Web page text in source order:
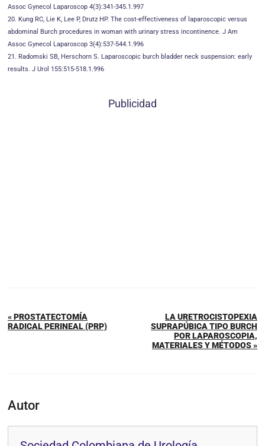
Assoc Gynecol Laparoscop 4(3):341-345.1.997
20. Kung RC, Lie K, Lee P, Drutz HP. The cost-effectiveness of laparoscopic versus
abdominal Burch procedures in woman with urinary stress incontinence. J Am
Assoc Gynecol Laparoscop 3(4):537-544.1.996
21. Radomski SB, Herschorn S. Laparoscopic burch bladder neck suspension: early
results. J Urol 155:515-518.1.996
Publicidad
« PROSTATECTOMÍA
RADICAL PERINEAL (PRP)
LA URETROCISTOPEXIA
SUPRAPÚBICA TIPO BURCH
POR LAPAROSCOPIA,
MATERIALES Y MÉTODOS »
Autor